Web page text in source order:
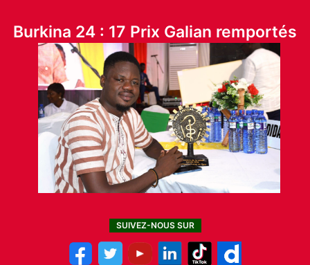
Burkina 24 : 17 Prix Galian remportés
SUIVEZ-NOUS SUR